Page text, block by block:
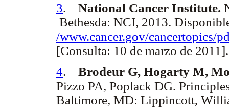
3. National Cancer Institute.
Bethesda: NCI, 2013.
/www.cancer.gov/cancertopics/
[Consulta: 10 de marzo de
4. Brodeur G, Hogarty M,
Pizzo PA, Poplack DG.
Baltimore, MD: Lippincott,